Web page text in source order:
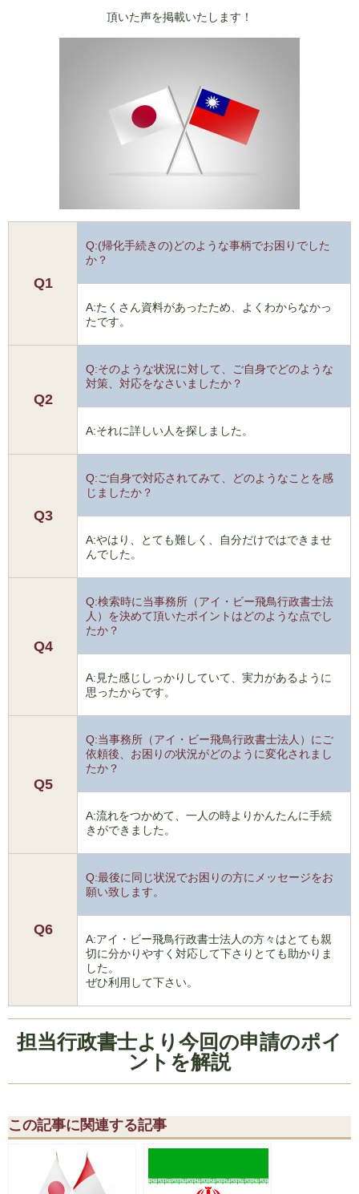
頂いた声を掲載いたします！
Q1
Q:(帰化手続きの)どのような事柄でお困りでした
か？
A:たくさん資料があったため、よくわからなかっ
たです。
Q2
Q:そのような状況に対して、ご自身でどのような
対策、対応をなさいましたか？
A:それに詳しい人を探しました。
Q3
Q:ご自身で対応されてみて、どのようなことを感
じましたか？
A:やはり、とても難しく、自分だけではできませ
んでした。
Q4
Q:検索時に当事務所（アイ・ビー飛鳥行政書士法
人）を決めて頂いたポイントはどのような点でし
たか？
A:見た感じしっかりしていて、実力があるように
思ったからです。
Q5
Q:当事務所（アイ・ビー飛鳥行政書士法人）にご
依頼後、お困りの状況がどのように変化されまし
たか？
A:流れをつかめて、一人の時よりかんたんに手続
きができました。
Q6
Q:最後に同じ状況でお困りの方にメッセージをお
願い致します。
A:アイ・ビー飛鳥行政書士法人の方々はとても親
切に分かりやすく対応して下さりとても助かりま
した。
ぜひ利用して下さい。
担当行政書士より今回の申請のポイ
ントを解説
この記事に関連する記事